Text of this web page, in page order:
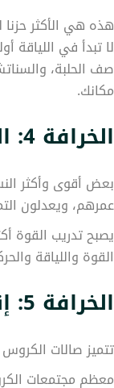
هذه هي الأكثر
لا تبدأ في
صف الحلبة،
مكانك.
الخرافة 4: الكروس فيت مخصص فقط للرياضيين في العشرينات من عمرهم
بعض أقوى وأكثر
عمرهم، ويعدلون
يصبح تدريب القوة
القوة واللياقة
الخرافة 5: إنها طائفة
تتميز صالات